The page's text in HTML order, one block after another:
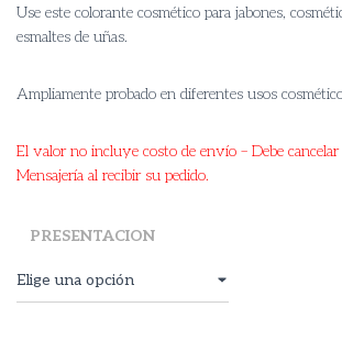
through
Use este colorante cosmético para jabones,
esmaltes de uñas.
Ampliamente probado en diferentes usos
El valor no incluye costo de envío – Debe
Mensajería al recibir su pedido.
PRESENTACION